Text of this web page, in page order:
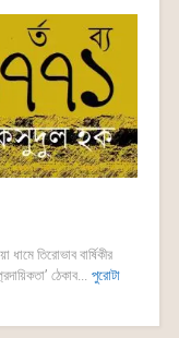
তিরোভাব বার্ষিকীর
ঠেকাব... পুরোটা